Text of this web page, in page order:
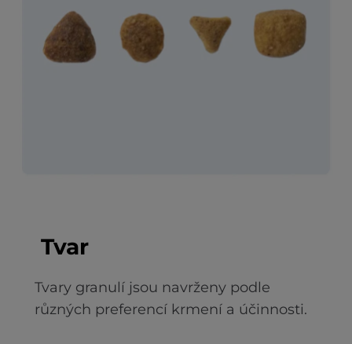
Tvar
Tvary granulí jsou navrženy podle
různých preferencí krmení a účinnosti.